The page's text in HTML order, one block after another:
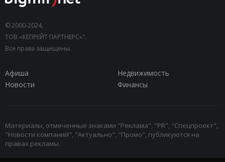
© 2000-2024,
ТОВ «КЕПРЕЙТ ПАРТНЕРС»".
Все права защищены.
Афиша
Недвижимость
Новости
Финансы
Материалы, отмеченные знаками "Реклама", "PR", "Спецпроект",
"Новости компаний", "Актуально", "Промо", публикуются на
правах рекламы.